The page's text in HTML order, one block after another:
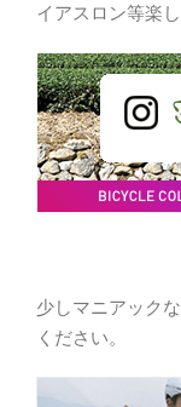
イアスロン等楽
少しマニアック
ください。